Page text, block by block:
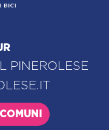
PINEROLESE
COMUNI